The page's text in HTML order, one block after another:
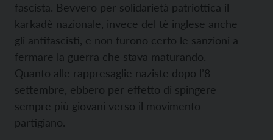
fascista. Bevvero per solidarietà patriottica il
karkadè nazionale, invece del tè inglese anche
gli antifascisti, e non furono certo le sanzioni a
fermare la guerra che stava maturando.
Quanto alle rappresaglie naziste dopo l’8
settembre, ebbero per effetto di spingere
sempre più giovani verso il movimento
partigiano.